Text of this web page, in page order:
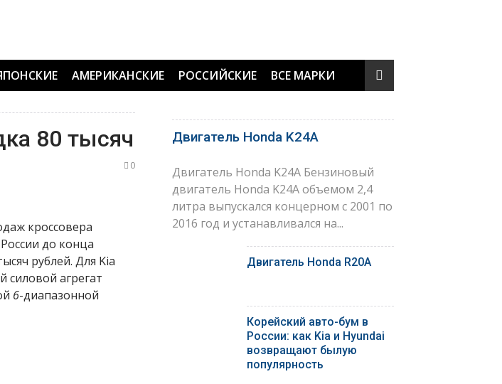
АМЕРИКАНСКИЕ РОССИЙСКИЕ ВСЕ МАРКИ
80 тысяч
0
кроссовера
до конца
рублей. Для Kia
силовой агрегат
6-диапазонной
Двигатель Honda K24A
Двигатель Honda K24A Бензиновый
двигатель Honda K24A объемом 2,4
литра выпускался концерном с 2001 по
2016 год и устанавливался на...
Двигатель Honda R20A
Корейский авто-бум в
России: как Kia и Hyundai
возвращают былую
популярность